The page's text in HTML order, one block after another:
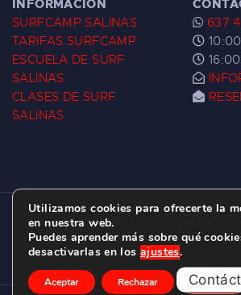
INFORMACIÓN
SURFCAMP SALINAS
TARIFAS SURFCAMP
ESCUELA DE SURF
SALINAS
CLASES DE SURF
SALINAS
637
ESCUELA DE SURF LAS
C/ BERNARDO ÁLVAREZ
(ASTURIAS)
Utilizamos cookies para ofrecerte la
en nuestra web.
Puedes aprender más sobre qué
desactivarlas en los ajustes.
Aceptar Rechazar Ajustes